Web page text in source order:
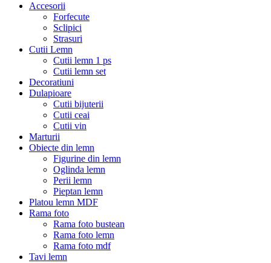
Accesorii
Forfecute
Sclipici
Strasuri
Cutii Lemn
Cutii lemn 1 ps
Cutii lemn set
Decoratiuni
Dulapioare
Cutii bijuterii
Cutii ceai
Cutii vin
Marturii
Obiecte din lemn
Figurine din lemn
Oglinda lemn
Perii lemn
Pieptan lemn
Platou lemn MDF
Rama foto
Rama foto bustean
Rama foto lemn
Rama foto mdf
Tavi lemn